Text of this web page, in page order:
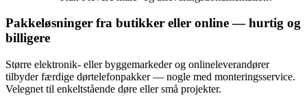
Pakkeløsninger fra butikker eller online — hurtig og
billigere
Større elektronik- eller byggemarkeder og onlineleverandører
tilbyder færdige dørtelefonpakker — nogle med monteringsservice.
Velegnet til enkeltstående døre eller små projekter.